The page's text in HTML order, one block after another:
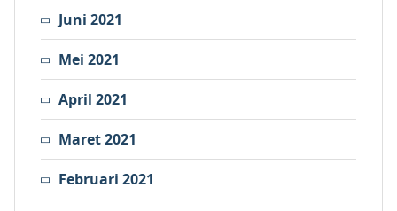
Juni 2021
Mei 2021
April 2021
Maret 2021
Februari 2021